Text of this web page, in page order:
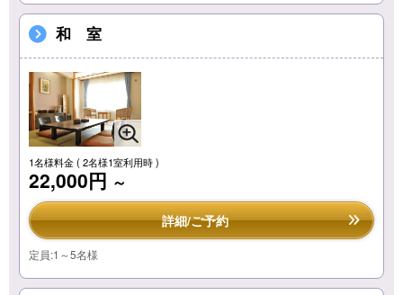
和 室
1名様料金( 2名様1室利用時 )
22,000円 ～
詳細/ご予約
定員:1～5名様